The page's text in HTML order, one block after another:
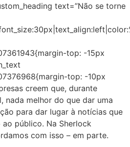
text=”Não se torne
top: -15px
top: -10px
creem que, durante
nada melhor do que dar uma
para dar lugar à notícias que
público. Na Sherlock
com isso – em parte.